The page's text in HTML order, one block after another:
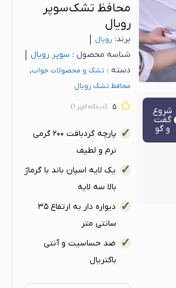
شروع
گفت
و گو
محافظ تشک سوپر
رویال
برند: رویال
شناسه محصول : سوپر رویال
دسته : تشک و محصولات خواب,
محافظ تشک رویال
5 (دیدگاه کاربر 1
)
پارچه گردبافت ۲۰۰ گرمی
نرم و لطیف
یک لایه اسپان باند با گرماژ
بالا سه لایه
دیواره دار به ارتفاع ۳۵
سانتی متر
ضد حساسیت و آنتی
باکتریال